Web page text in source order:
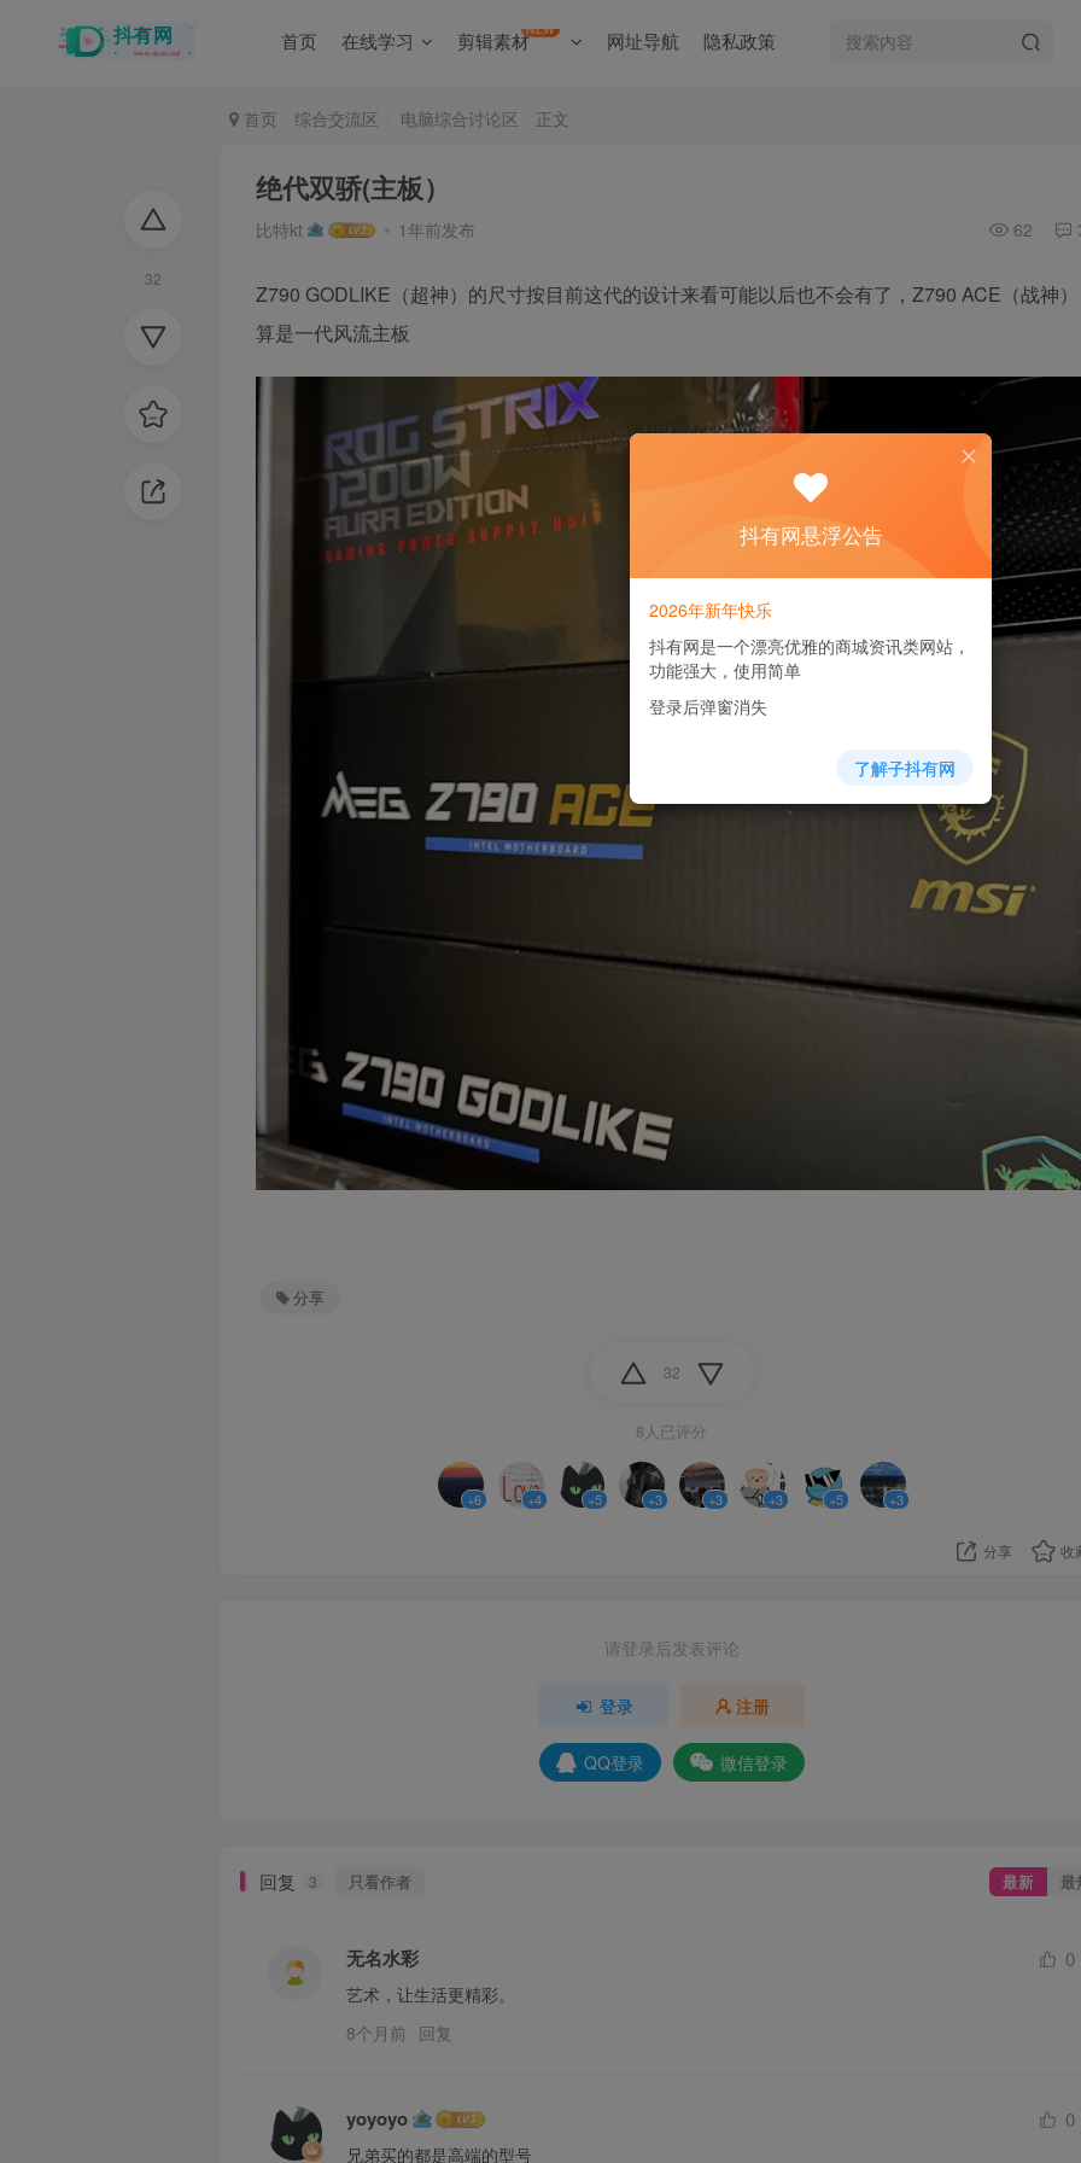
首页 在线学习 剪辑素材NEW 网址导航 隐私政策
32
首页 综合交流区 电脑综合讨论区 正文
绝代双骄(主板）
比特kt 1年前发布 62
Z790 GODLIKE（超神）的尺寸按目前这代的设计来看可能以后也不会有了，Z790 ACE（战神）
算是一代风流主板
分享
32
8人已评分
+6 +4 +5 +3 +3 +3 +5 +3
分享 收
请登录后发表评论
登录 注册
QQ登录 微信登录
回复 3 只看作者 最新 最
无名水彩 0
艺术，让生活更精彩。
8个月前 回复
yoyoyo 0
兄弟买的都是高端的型号
抖有网悬浮公告
2026年新年快乐
抖有网是一个漂亮优雅的商城资讯类网站，
功能强大，使用简单
登录后弹窗消失
了解子抖有网